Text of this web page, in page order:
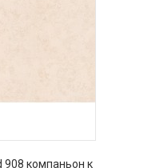
908 компаньон к